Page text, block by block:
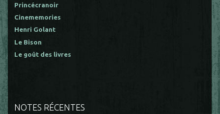
Princécranoir
Cinememories
Henri Golant
Le Bison
Le goût des livres
NOTES RÉCENTES